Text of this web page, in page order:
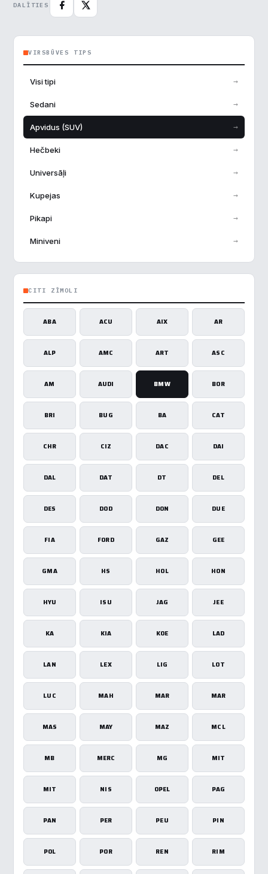
DALĪTIES
VIRSBŪVES TIPS
Visi tipi →
Sedani →
Apvidus (SUV) →
Hečbeki →
Universāļi →
Kupejas →
Pikapi →
Miniveni →
CITI ZĪMOLI
ABA ACU AIX AR
ALP AMC ART ASC
AM AUDI BMW BOR
BRI BUG BA CAT
CHR CIZ DAC DAI
DAL DAT DT DEL
DES DOD DON DUE
FIA FORD GAZ GEE
GMA HS HOL HON
HYU ISU JAG JEE
KA KIA KOE LAD
LAN LEX LIG LOT
LUC MAH MAR MAR
MAS MAY MAZ MCL
MB MERC MG MIT
MIT NIS OPEL PAG
PAN PER PEU PIN
POL POR REN RIM